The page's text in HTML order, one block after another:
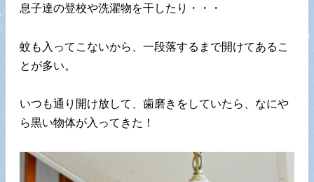
息子達の登校や洗濯物を干したり・・・
蚊も入ってこないから、一段落するまで開けてあるこ
とが多い。
いつも通り開け放して、歯磨きをしていたら、なにや
ら黒い物体が入ってきた！